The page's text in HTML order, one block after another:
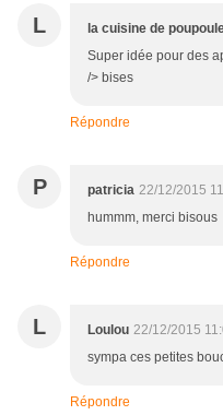
L la cuisine de
Super idée pour des
/> bises
Répondre
P patricia 22/12/2015
hummm, merci bisous
Répondre
L Loulou 22/12/2015
sympa ces petites
Répondre